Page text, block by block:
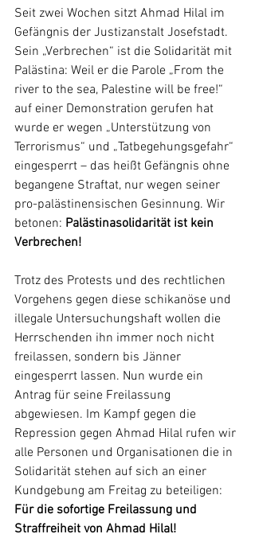
Seit zwei Wochen sitzt Ahmad Hilal im
Gefängnis der Justizanstalt Josefstadt.
Sein „Verbrechen“ ist die Solidarität mit
Palästina: Weil er die Parole „From the
river to the sea, Palestine will be free!“
auf einer Demonstration gerufen hat
wurde er wegen „Unterstützung von
Terrorismus“ und „Tatbegehungsgefahr“
eingesperrt – das heißt Gefängnis ohne
begangene Straftat, nur wegen seiner
pro-palästinensischen Gesinnung. Wir
betonen: Palästinasolidarität ist kein
Verbrechen!
Trotz des Protests und des rechtlichen
Vorgehens gegen diese schikanöse und
illegale Untersuchungshaft wollen die
Herrschenden ihn immer noch nicht
freilassen, sondern bis Jänner
eingesperrt lassen. Nun wurde ein
Antrag für seine Freilassung
abgewiesen. Im Kampf gegen die
Repression gegen Ahmad Hilal rufen wir
alle Personen und Organisationen die in
Solidarität stehen auf sich an einer
Kundgebung am Freitag zu beteiligen:
Für die sofortige Freilassung und
Straffreiheit von Ahmad Hilal!